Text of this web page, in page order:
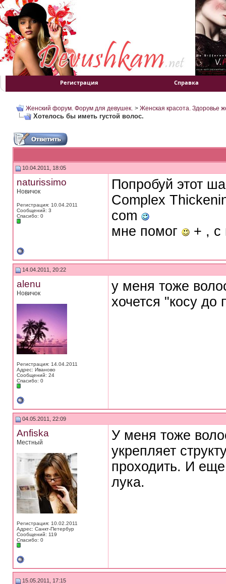
Регистрация Справка
Женский форум. Форум для девушек. > Женская красота. Здоровье
Хотелось бы иметь густой волос.
10.04.2011, 18:05
naturissimo
Новичок
Регистрация: 10.04.2011
Сообщений: 3
Спасибо: 0
Попробуй этот
Complex
com
мне помог
+ , с
14.04.2011, 20:22
alenu
Новичок
Регистрация: 14.04.2011
Адрес: Иваново
Сообщений: 24
Спасибо: 0
у меня тоже
хочется "косу до
04.05.2011, 22:09
Anfiska
Местный
Регистрация: 10.02.2011
Адрес: Санкт-Петербур
Сообщений: 119
Спасибо: 0
У меня тоже
укрепляет
проходить. И
лука.
15.05.2011, 17:15